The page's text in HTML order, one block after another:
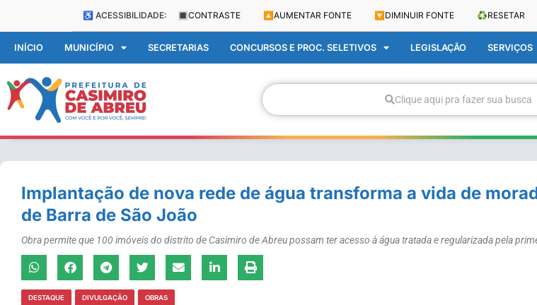
♿ ACESSIBILIDADE: 🔳 CONTRASTE 🔼 AUMENTAR FONTE 🔽 DIMINUIR FONTE ♻️RESETAR
INÍCIO MUNICÍPIO SECRETARIAS CONCURSOS E PROC. SELETIVOS LEGISLAÇÃO SERVIÇOS
Clique aqui pra fazer sua busca
Implantação de nova rede de água transforma a vida de
de Barra de São João
Obra permite que 100 imóveis do distrito de Casimiro de Abreu possam ter acesso à água tratada e regularizada pela
DESTAQUE DIVULGAÇÃO OBRAS